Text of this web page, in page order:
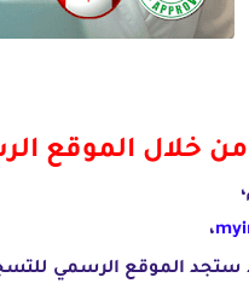
من خلال الموقع
،
ستجد الموقع الرسمي